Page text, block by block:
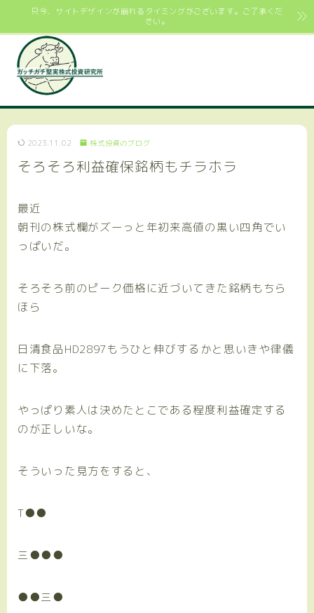
只今、サイトデザインが崩れるタイミングがございます。ご了承くだ
さい。
2023.11.02 株式投資のブログ
そろそろ利益確保銘柄もチラホラ
最近
朝刊の株式欄がズーっと年初来高値の黒い四角でい
っぱいだ。
そろそろ前のピーク価格に近づいてきた銘柄もちら
ほら
日清食品HD2897もうひと伸びするかと思いきや律儀
に下落。
やっぱり素人は決めたとこである程度利益確定する
のが正しいな。
そういった見方をすると、
T●●
三●●●
●●三●